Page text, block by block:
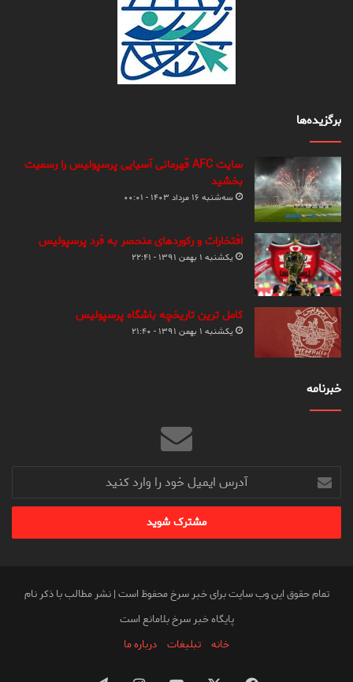
برگزیده‌ها
سایت AFC قهرمانی آسیایی پرسپولیس را رسمیت
بخشید
سه‌شنبه ۱۶ مرداد ۱۴۰۳ - ۰۰:۰۱
افتخارات و رکوردهای منحصر به فرد پرسپولیس
یکشنبه ۱ بهمن ۱۳۹۱ - ۲۲:۴۱
کامل ترین تاریخچه باشگاه پرسپولیس
یکشنبه ۱ بهمن ۱۳۹۱ - ۲۱:۴۰
خبرنامه
آدرس
ایمیل
خود
وارد
تمام حقوق این وب سایت برای خبر سرخ محفوظ است | نشر مطالب با ذکر نام
پایگاه خبر سرخ بلامانع است
خانه
تبلیغات درباره ما